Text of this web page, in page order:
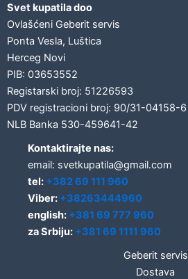
Svet kupatila doo
Ovlašćeni Geberit servis
Ponta Vesla, Luštica
Herceg Novi
PIB: 03653552
Registarski broj: 51226593
PDV registracioni broj: 90/31-04158-6
NLB Banka 530-459641-42
Kontaktirajte nas:
email: svetkupatila@gmail.com
tel: +382 69 111 960
Viber: +38263444960
english: +381 69 777 960
za Srbiju: +381 69 1111 960
Geberit servis
Dostava